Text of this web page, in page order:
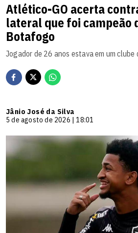
Atlético-GO acerta
lateral que foi campeão
Botafogo
Jogador de 26 anos estava em um clube
Jânio José da Silva
5 de agosto de 2026 | 18:01